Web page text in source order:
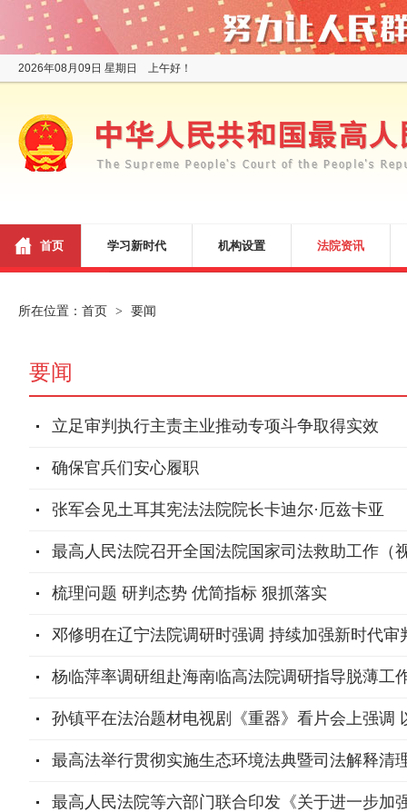
2026年08月09日 星期日 上午好！
首页 学习新时代 机构设置 法院资讯
所在位置： 首页 > 要闻
要闻
立足审判执行主责主业推动专项斗争取得实效
确保官兵们安心履职
张军会见土耳其宪法法院院长卡迪尔·厄兹卡亚
最高人民法院召开全国法院国家司法救助工作（
梳理问题 研判态势 优简指标 狠抓落实
邓修明在辽宁法院调研时强调 持续加强新时代
杨临萍率调研组赴海南临高法院调研指导脱薄工
孙镇平在法治题材电视剧《重器》看片会上强调
最高法举行贯彻实施生态环境法典暨司法解释清
最高人民法院等六部门联合印发《关于进一步加